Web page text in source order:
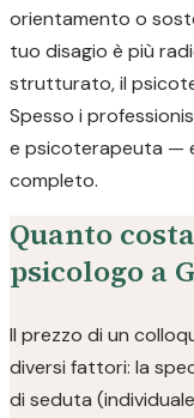
orientamento o
tuo disagio è più
strutturato, il
Spesso i
e psicoterapeuta —
completo.
Quanto
psicologo a
Il prezzo di un
diversi fattori: la
di seduta